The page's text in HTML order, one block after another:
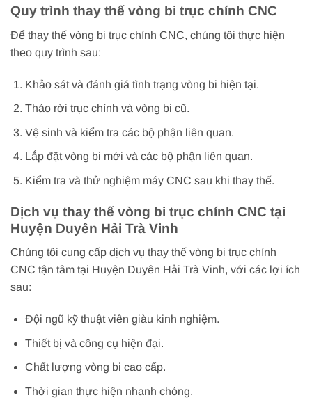
Quy trình thay thế vòng bi trục chính CNC
Để thay thế vòng bi trục chính CNC, chúng tôi thực hiện
theo quy trình sau:
Khảo sát và đánh giá tình trạng vòng bi hiện tại.
Tháo rời trục chính và vòng bi cũ.
Vệ sinh và kiểm tra các bộ phận liên quan.
Lắp đặt vòng bi mới và các bộ phận liên quan.
Kiểm tra và thử nghiệm máy CNC sau khi thay thế.
Dịch vụ thay thế vòng bi trục chính CNC tại
Huyện Duyên Hải Trà Vinh
Chúng tôi cung cấp dịch vụ thay thế vòng bi trục chính
CNC tận tâm tại Huyện Duyên Hải Trà Vinh, với các lợi ích
sau:
Đội ngũ kỹ thuật viên giàu kinh nghiệm.
Thiết bị và công cụ hiện đại.
Chất lượng vòng bi cao cấp.
Thời gian thực hiện nhanh chóng.